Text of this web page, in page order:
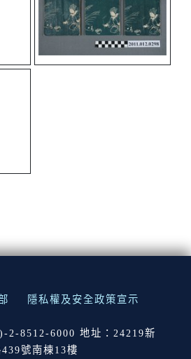
隱私權及安全政策宣示
2-8512-6000 地址：24219新
號南棟13樓